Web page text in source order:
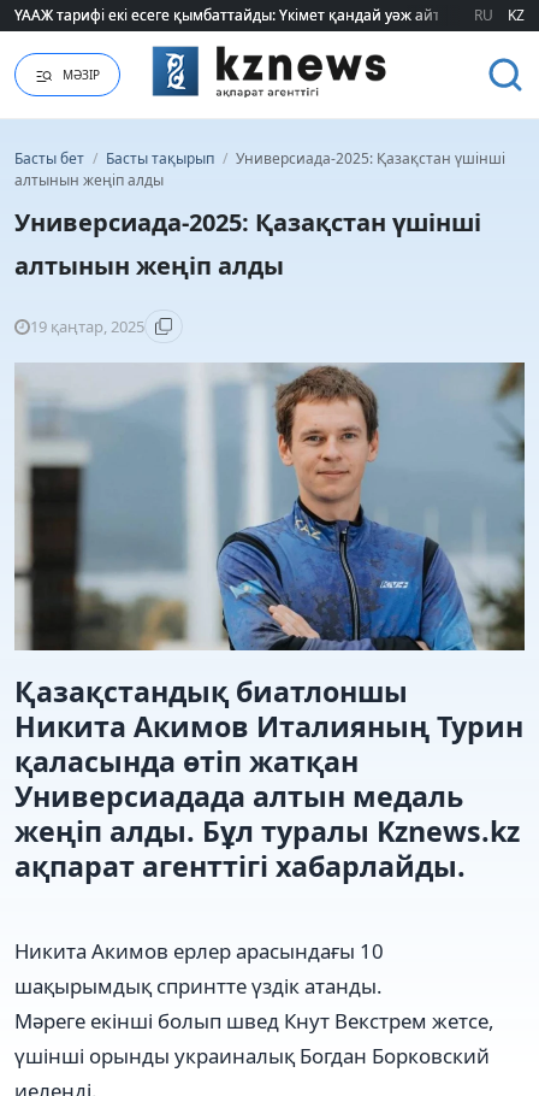
ҮААЖ тарифі екі есеге қымбаттайды: Үкімет қандай уәж айтады?
ҮААЖ тарифі екі есеге қымбаттайды: Үкімет қандай уәж айтады? RU KZ
МӘЗІР
Басты бет / Басты тақырып / Универсиада-2025: Қазақстан үшінші
алтынын жеңіп алды
Универсиада-2025: Қазақстан үшінші
алтынын жеңіп алды
19 қаңтар, 2025
Қазақстандық биатлоншы
Никита Акимов Италияның Турин
қаласында өтіп жатқан
Универсиадада алтын медаль
жеңіп алды. Бұл туралы Kznews.kz
ақпарат агенттігі хабарлайды.
Никита Акимов ерлер арасындағы 10
шақырымдық спринтте үздік атанды.
Мәреге екінші болып швед Кнут Векстрем жетсе,
үшінші орынды украиналық Богдан Борковский
иеленді.